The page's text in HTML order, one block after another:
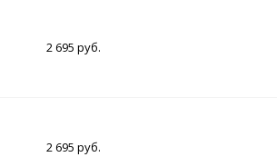
2 695 руб.
2 695 руб.